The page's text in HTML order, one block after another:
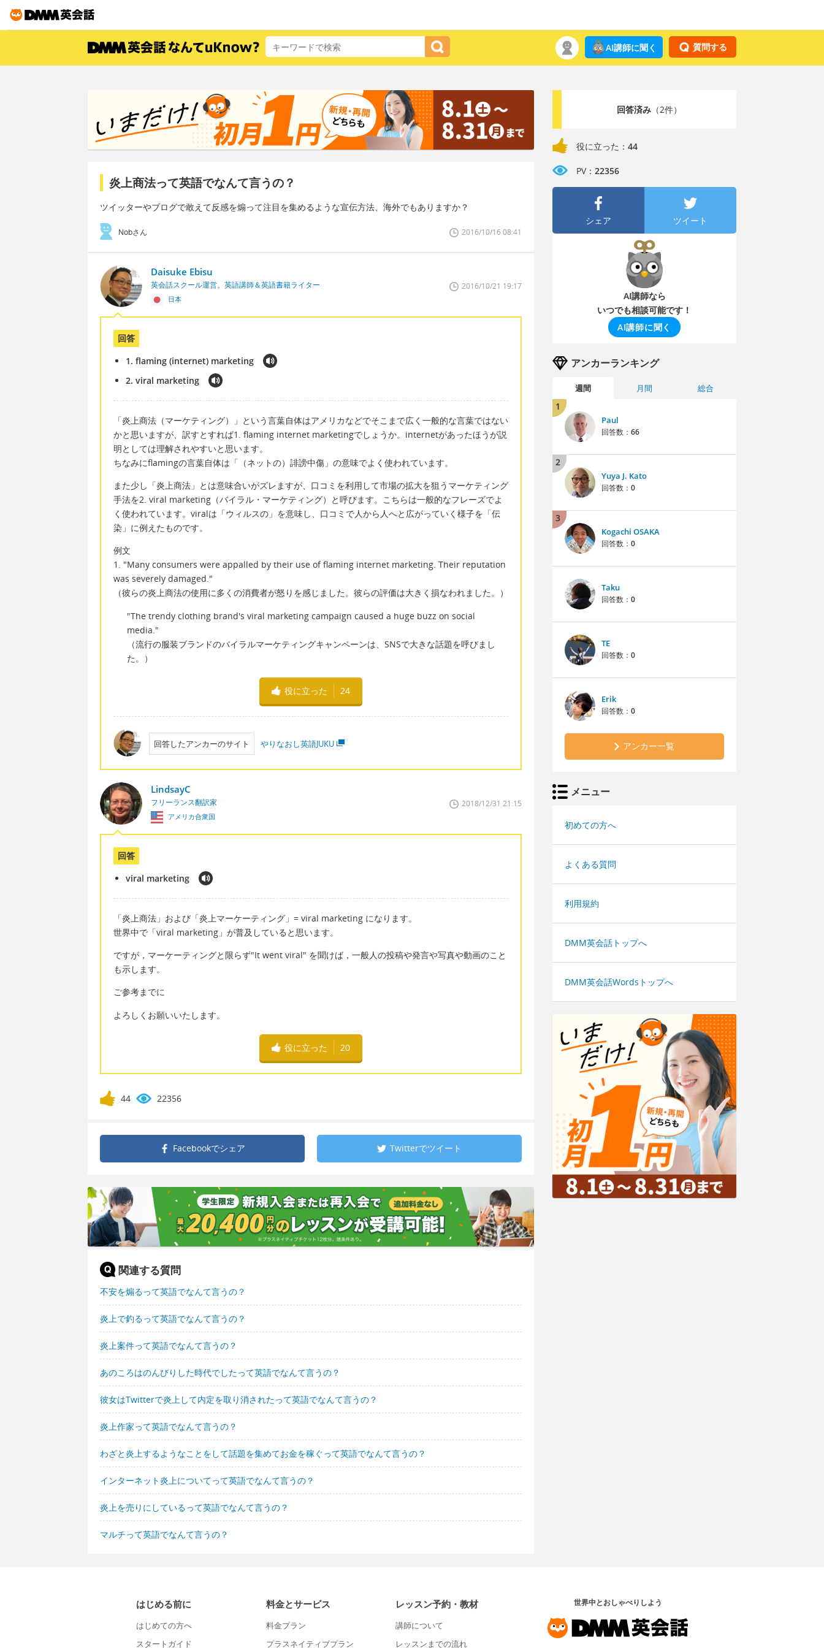
質問する
AI講師に聞く
炎上商法って英語でなんて言うの？
ツイッターやブログで敢えて反感を煽って注目を集めるような宣伝方法、海外でもありますか？
Nobさん 2016/10/16 08:41
Daisuke Ebisu
英会話スクール運営。英語講師＆英語書籍ライター
日本
2016/10/21 19:17
回答
1. flaming (internet) marketing
2. viral marketing
「炎上商法（マーケティング）」という言葉自体はアメリカなどでそこまで広く一般的な言葉ではない
かと思いますが、訳すとすれば1. flaming internet marketingでしょうか。internetがあったほうが説
明としては理解されやすいと思います。
ちなみにflamingの言葉自体は「（ネットの）誹謗中傷」の意味でよく使われています。
また少し「炎上商法」とは意味合いがズレますが、口コミを利用して市場の拡大を狙うマーケティング
手法を2. viral marketing（バイラル・マーケティング）と呼びます。こちらは一般的なフレーズでよ
く使われています。viralは「ウィルスの」を意味し、口コミで人から人へと広がっていく様子を「伝
染」に例えたものです。
例文
1. "Many consumers were appalled by their use of flaming internet marketing. Their reputation
was severely damaged."
（彼らの炎上商法の使用に多くの消費者が怒りを感じました。彼らの評価は大きく損なわれました。）
"The trendy clothing brand's viral marketing campaign caused a huge buzz on social
media."
（流行の服装ブランドのバイラルマーケティングキャンペーンは、SNSで大きな話題を呼びまし
た。）
役に立った 24
回答したアンカーのサイト やりなおし英語JUKU
LindsayC
フリーランス翻訳家
アメリカ合衆国
2018/12/31 21:15
回答
viral marketing
「炎上商法」および「炎上マーケーティング」= viral marketing になります。
世界中で「viral marketing」が普及していると思います。
ですが，マーケーティングと限らず"It went viral" を聞けば，一般人の投稿や発言や写真や動画のこと
も示します。
ご参考までに
よろしくお願いいたします。
役に立った 20
44 22356
Facebookでシェア Twitterでツイート
関連する質問
不安を煽るって英語でなんて言うの？
炎上で釣るって英語でなんて言うの？
炎上案件って英語でなんて言うの？
あのころはのんびりした時代でしたって英語でなんて言うの？
彼女はTwitterで炎上して内定を取り消されたって英語でなんて言うの？
炎上作家って英語でなんて言うの？
わざと炎上するようなことをして話題を集めてお金を稼ぐって英語でなんて言うの？
インターネット炎上についてって英語でなんて言うの？
炎上を売りにしているって英語でなんて言うの？
マルチって英語でなんて言うの？
回答済み（2件）
役に立った： 44
PV： 22356
シェア ツイート
AI講師なら
いつでも相談可能です！
AI講師に聞く
アンカーランキング
週間 月間 総合
1
Paul
回答数： 66
2
Yuya J. Kato
回答数： 0
3
Kogachi OSAKA
回答数： 0
Taku
回答数： 0
TE
回答数： 0
Erik
回答数： 0
アンカー一覧
メニュー
初めての方へ
よくある質問
利用規約
DMM英会話トップへ
DMM英会話Wordsトップへ
はじめる前に
はじめての方へ
スタートガイド
料金とサービス
料金プラン
プラスネイティブプラン
レッスン予約・教材
講師について
レッスンまでの流れ
世界中とおしゃべりしよう